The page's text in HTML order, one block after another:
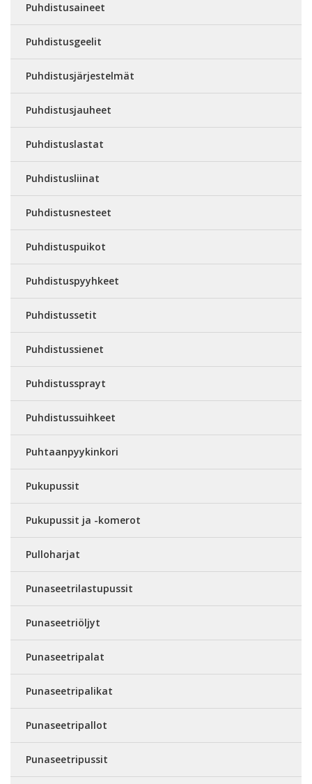
Puhdistusaineet
Puhdistusgeelit
Puhdistusjärjestelmät
Puhdistusjauheet
Puhdistuslastat
Puhdistusliinat
Puhdistusnesteet
Puhdistuspuikot
Puhdistuspyyhkeet
Puhdistussetit
Puhdistussienet
Puhdistussprayt
Puhdistussuihkeet
Puhtaanpyykinkori
Pukupussit
Pukupussit ja -komerot
Pulloharjat
Punaseetrilastupussit
Punaseetriöljyt
Punaseetripalat
Punaseetripalikat
Punaseetripallot
Punaseetripussit